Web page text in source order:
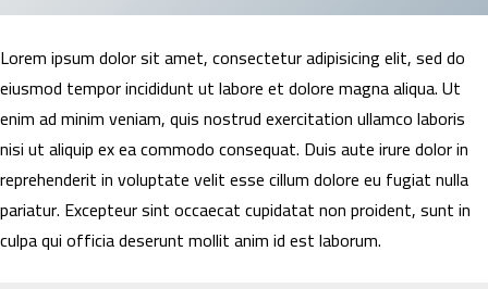
Lorem ipsum dolor sit amet, consectetur adipisicing elit, sed do
eiusmod tempor incididunt ut labore et dolore magna aliqua. Ut
enim ad minim veniam, quis nostrud exercitation ullamco laboris
nisi ut aliquip ex ea commodo consequat. Duis aute irure dolor in
reprehenderit in voluptate velit esse cillum dolore eu fugiat nulla
pariatur. Excepteur sint occaecat cupidatat non proident, sunt in
culpa qui officia deserunt mollit anim id est laborum.